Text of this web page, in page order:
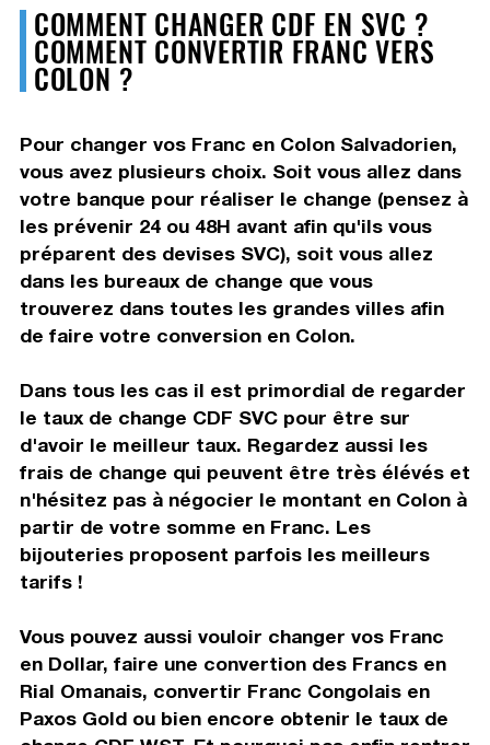
COMMENT CHANGER CDF EN SVC ?
COMMENT CONVERTIR FRANC VERS
COLON ?
Pour changer vos Franc en Colon Salvadorien,
vous avez plusieurs choix. Soit vous allez dans
votre banque pour réaliser le change (pensez à
les prévenir 24 ou 48H avant afin qu'ils vous
préparent des devises SVC), soit vous allez
dans les bureaux de change que vous
trouverez dans toutes les grandes villes afin
de faire votre conversion en Colon.
Dans tous les cas il est primordial de regarder
le taux de change CDF SVC pour être sur
d'avoir le meilleur taux. Regardez aussi les
frais de change qui peuvent être très élévés et
n'hésitez pas à négocier le montant en Colon à
partir de votre somme en Franc. Les
bijouteries proposent parfois les meilleurs
tarifs !
Vous pouvez aussi vouloir changer vos Franc
en Dollar, faire une convertion des Francs en
Rial Omanais, convertir Franc Congolais en
Paxos Gold ou bien encore obtenir le taux de